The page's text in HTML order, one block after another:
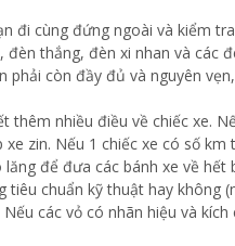
đi cùng đứng ngoài và kiểm
thắng, đèn xi nhan và các
phải còn đầy đủ và nguyên
thêm nhiều điều về chiếc xe.
zin. Nếu 1 chiếc xe có số
để đưa các bánh xe về
chuẩn kỹ thuật hay không
các vỏ có nhãn hiệu và